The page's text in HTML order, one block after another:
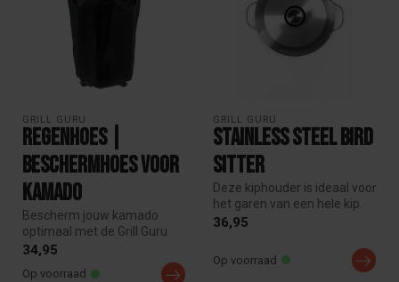
GRILL GURU
Regenhoes |
Beschermhoes voor
Kamado
Bescherm jouw kamado
optimaal met de Grill Guru
regenhoes. Deze stevige
34,95
Op voorraad
GRILL GURU
Stainless Steel Bird
Sitter
Deze kiphouder is ideaal voor
het garen van een hele kip.
Je zet de kip op koker...
36,95
Op voorraad